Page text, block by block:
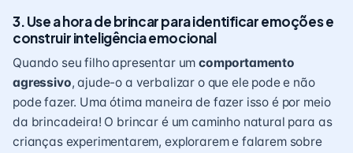
3. Use a hora de brincar para identificar emoções e
construir inteligência emocional
Quando seu filho apresentar umcomportamento
agressivo, ajude-o a verbalizar o que ele pode e não
pode fazer. Uma ótima maneira de fazer isso é por meio
da brincadeira! O brincar é um caminho natural para as
crianças experimentarem, explorarem e falarem sobre